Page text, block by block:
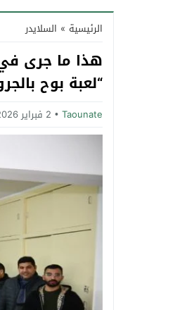
Stop
Next
الرئيسية » السلايدر
هذا ما جرى
“لعبة بوح
Taounate 2 فبراير 2026